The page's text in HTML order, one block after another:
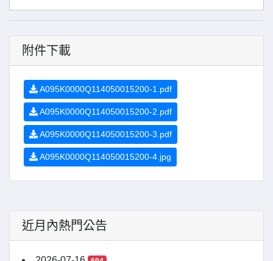
附件下載
A095K0000Q114050015200-1.pdf
A095K0000Q114050015200-2.pdf
A095K0000Q114050015200-3.pdf
A095K0000Q114050015200-4.jpg
近月內熱門公告